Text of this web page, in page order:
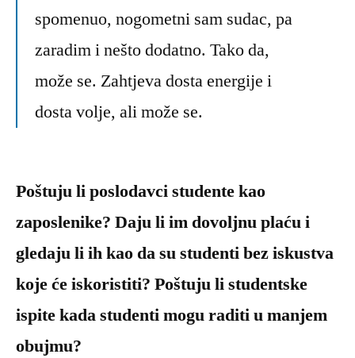
spomenuo, nogometni sam sudac, pa
zaradim i nešto dodatno. Tako da,
može se. Zahtjeva dosta energije i
dosta volje, ali može se.
Poštuju li poslodavci studente kao
zaposlenike? Daju li im dovoljnu plaću i
gledaju li ih kao da su studenti bez iskustva
koje će iskoristiti? Poštuju li studentske
ispite kada studenti mogu raditi u manjem
obujmu?